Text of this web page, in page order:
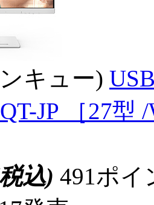
キュー)
JP ［27型
込) 491ポ